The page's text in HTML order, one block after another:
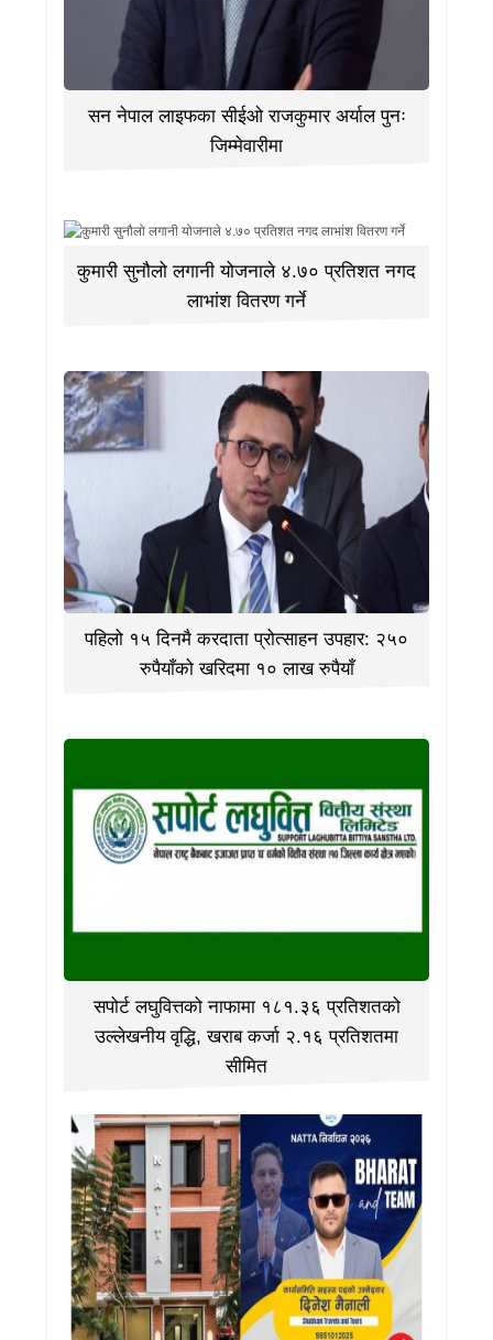
सन नेपाल लाइफका सीईओ राजकुमार अर्याल पुनः
जिम्मेवारीमा
कुमारी सुनौलो लगानी योजनाले ४.७० प्रतिशत नगद
लाभांश वितरण गर्ने
पहिलो १५ दिनमै करदाता प्रोत्साहन उपहार: २५०
रुपैयाँको खरिदमा १० लाख रुपैयाँ
सपोर्ट लघुवित्तको नाफामा १८१.३६ प्रतिशतको
उल्लेखनीय वृद्धि, खराब कर्जा २.१६ प्रतिशतमा
सीमित